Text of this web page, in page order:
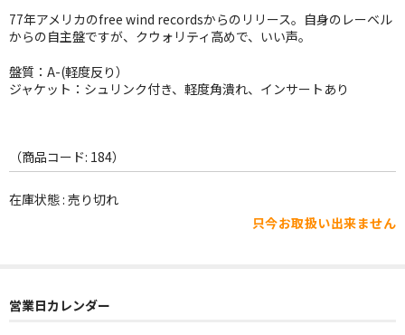
JAZZ-JP
J-POP
FOLK,SSW
WORLD
77年アメリカのfree wind recordsからのリリース。自身のレーベル
からの自主盤ですが、クウォリティ高めで、いい声。
盤質：A-(軽度反り）
ジャケット：シュリンク付き、軽度角潰れ、インサートあり
（商品コード: 184）
在庫状態 : 売り切れ
只今お取扱い出来ません
営業日カレンダー